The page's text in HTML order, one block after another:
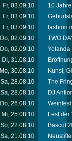
Fr, 03.09.10
10
Fr, 03.09.10
Fr, 03.09.10
Do, 02.09.10
TWO
Do, 02.09.10
Yolanda
Di, 31.08.10
Mo, 30.08.10
Kunst,
Sa, 28.08.10
The
Sa, 28.08.10
DJ
Do, 26.08.10
Mi, 25.08.10
Fest
So, 22.08.10
Bascot
Sa, 21.08.10